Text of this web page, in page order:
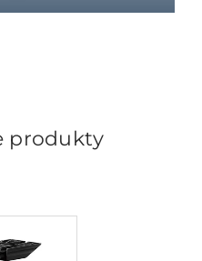
produkty